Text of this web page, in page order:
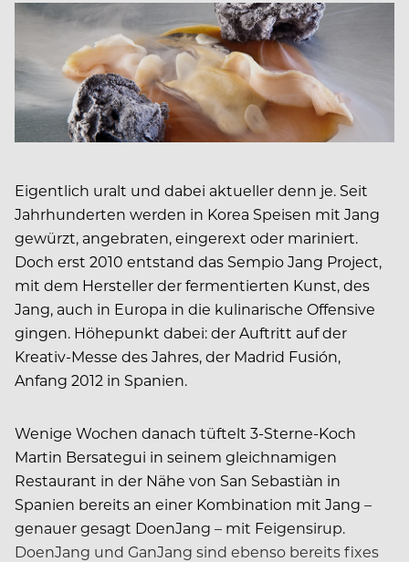
Eigentlich uralt und dabei aktueller denn je. Seit
Jahrhunderten werden in Korea Speisen mit Jang
gewürzt, angebraten, eingerext oder mariniert.
Doch erst 2010 entstand das Sempio Jang Project,
mit dem Hersteller der fermentierten Kunst, des
Jang, auch in Europa in die kulinarische Offensive
gingen. Höhepunkt dabei: der Auftritt auf der
Kreativ-Messe des Jahres, der Madrid Fusión,
Anfang 2012 in Spanien.
Wenige Wochen danach tüftelt 3-Sterne-Koch
Martin Bersategui in seinem gleichnamigen
Restaurant in der Nähe von San Sebastiàn in
Spanien bereits an einer Kombination mit Jang –
genauer gesagt DoenJang – mit Feigensirup.
DoenJang und GanJang sind ebenso bereits fixes